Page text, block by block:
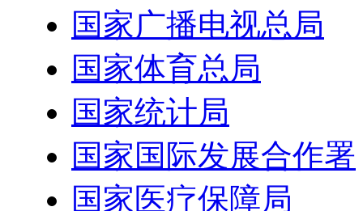
国家广播电视总局
国家体育总局
国家统计局
国家国际发展合作署
国家医疗保障局